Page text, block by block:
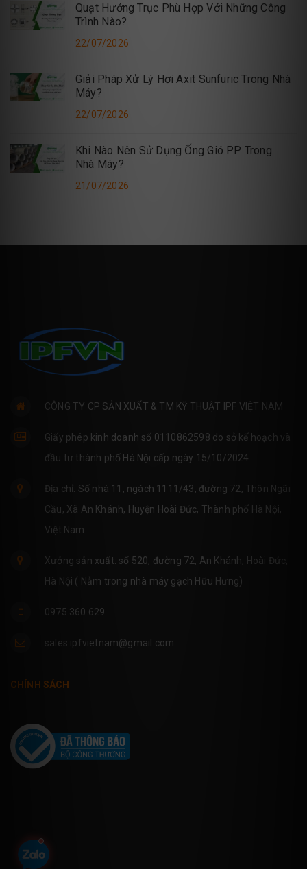
Quạt Hướng Trục Phù Hợp Với Những Công
Trình Nào?
22/07/2026
Giải Pháp Xử Lý Hơi Axit Sunfuric Trong Nhà
Máy?
22/07/2026
Khi Nào Nên Sử Dụng Ống Gió PP Trong
Nhà Máy?
21/07/2026
CÔNG TY CP SẢN XUẤT & TM KỸ THUẬT IPF VIỆT NAM
Giấy phép kinh doanh số 0110862598 do sở kế hoạch và
đầu tư thành phố Hà Nội cấp ngày 15/10/2024
Địa chỉ: Số nhà 11, ngách 1111/43, đường 72, Thôn Ngãi
Cầu, Xã An Khánh, Huyện Hoài Đức, Thành phố Hà Nội,
Việt Nam
Xưởng sản xuất: số 520, đường 72, An Khánh, Hoài Đức,
Hà Nội ( Nằm trong nhà máy gạch Hữu Hưng)
0975.360.629
sales.ipfvietnam@gmail.com
CHÍNH SÁCH